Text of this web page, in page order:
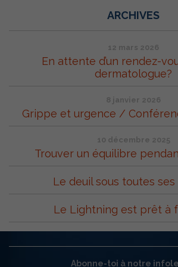
ARCHIVES
12 mars 2026
En attente d’un rendez-
dermatologue?
8 janvier 2026
Grippe et urgence /
10 décembre 2025
Trouver un équilibre
Le deuil sous toutes
Le Lightning est prêt à
Abonne-toi à notre